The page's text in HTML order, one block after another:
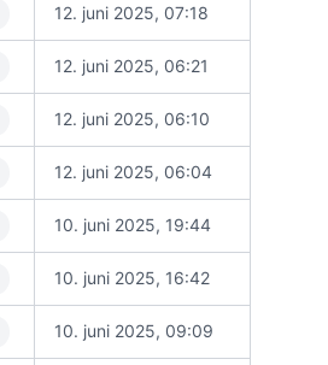
12. juni 2025, 07:18
12. juni 2025, 06:21
12. juni 2025, 06:10
12. juni 2025, 06:04
10. juni 2025, 19:44
10. juni 2025, 16:42
10. juni 2025, 09:09